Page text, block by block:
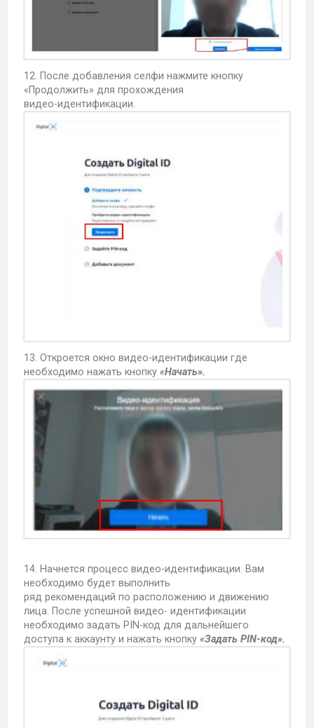
12. После добавления селфи нажмите кнопку
«Продолжить» для прохождения
видео-идентификации.
13. Откроется окно видео-идентификации где
необходимо нажать кнопку «Начать».
14. Начнется процесс видео-идентификации. Вам
необходимо будет выполнить
ряд рекомендаций по расположению и движению
лица. После успешной видео- идентификации
необходимо задать PIN-код для дальнейшего
доступа к аккаунту и нажать кнопку «Задать PIN-код».